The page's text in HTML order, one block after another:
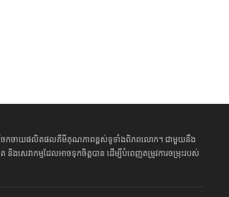
ចែកចាយផលិតផលគីមីគុណភាពខ្ពស់ទូទាំងពិភពលោក។ ជាមួយនឹង
ងសេវាកម្មដែលអាចទុកចិត្តបាន ដើម្បីបំពេញតម្រូវការចម្រុះរបស់